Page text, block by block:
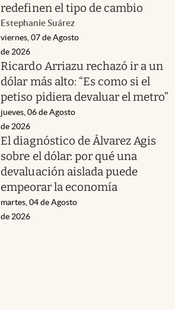
redefinen el tipo de cambio
Estephanie Suárez
viernes, 07 de Agosto
de 2026
Ricardo Arriazu rechazó ir a un
dólar más alto: “Es como si el
petiso pidiera devaluar el metro”
jueves, 06 de Agosto
de 2026
El diagnóstico de Álvarez Agis
sobre el dólar: por qué una
devaluación aislada puede
empeorar la economía
martes, 04 de Agosto
de 2026